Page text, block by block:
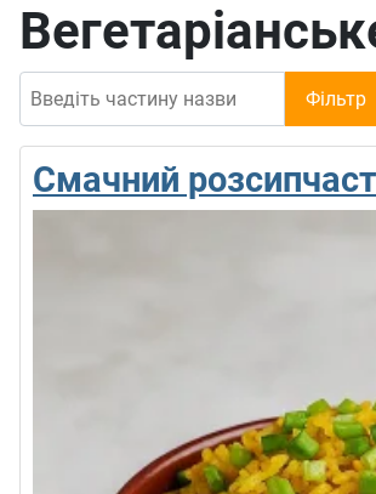
Фільтр
Смачний